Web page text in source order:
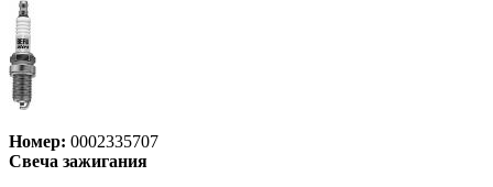
Номер: 0002335707
Свеча зажигания